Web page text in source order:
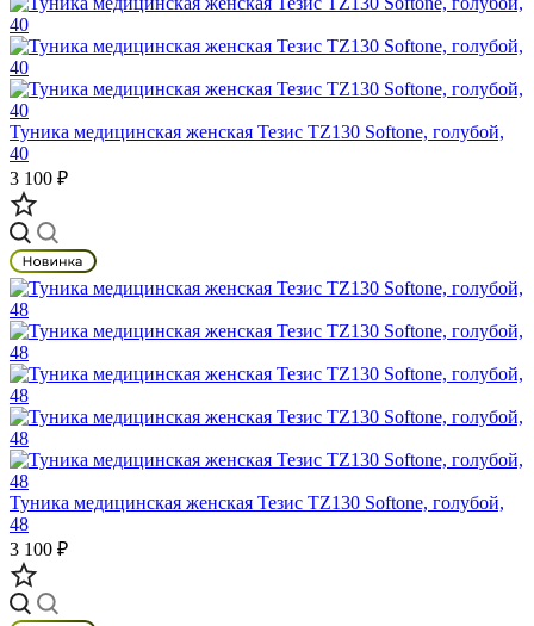
Туника медицинская женская Тезис TZ130 Softone, голубой,
40
3 100 ₽
Туника медицинская женская Тезис TZ130 Softone, голубой,
48
3 100 ₽